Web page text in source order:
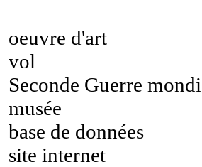
oeuvre d'art
vol
Seconde Guerre
musée
base de données
site internet